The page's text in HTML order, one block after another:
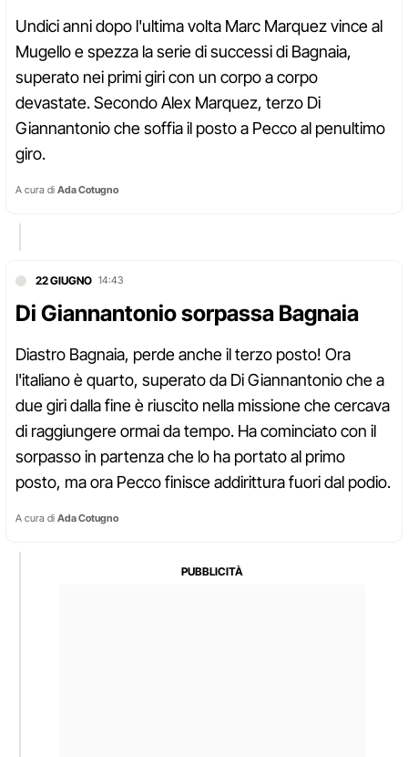
Undici anni dopo l'ultima volta Marc Marquez vince al
Mugello e spezza la serie di successi di Bagnaia,
superato nei primi giri con un corpo a corpo
devastate. Secondo Alex Marquez, terzo Di
Giannantonio che soffia il posto a Pecco al penultimo
giro.
A cura di Ada Cotugno
22 GIUGNO 14:43
Di Giannantonio sorpassa Bagnaia
Diastro Bagnaia, perde anche il terzo posto! Ora
l'italiano è quarto, superato da Di Giannantonio che a
due giri dalla fine è riuscito nella missione che cercava
di raggiungere ormai da tempo. Ha cominciato con il
sorpasso in partenza che lo ha portato al primo
posto, ma ora Pecco finisce addirittura fuori dal podio.
A cura di Ada Cotugno